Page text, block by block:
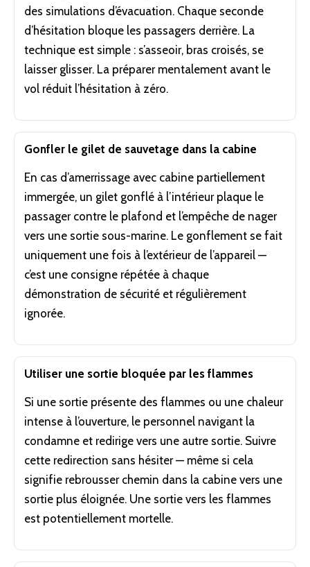
des simulations d’évacuation. Chaque seconde
d’hésitation bloque les passagers derrière. La
technique est simple : s’asseoir, bras croisés, se
laisser glisser. La préparer mentalement avant le
vol réduit l’hésitation à zéro.
Gonfler le gilet de sauvetage dans la cabine
En cas d’amerrissage avec cabine partiellement
immergée, un gilet gonflé à l’intérieur plaque le
passager contre le plafond et l’empêche de nager
vers une sortie sous-marine. Le gonflement se fait
uniquement une fois à l’extérieur de l’appareil —
c’est une consigne répétée à chaque
démonstration de sécurité et régulièrement
ignorée.
Utiliser une sortie bloquée par les flammes
Si une sortie présente des flammes ou une chaleur
intense à l’ouverture, le personnel navigant la
condamne et redirige vers une autre sortie. Suivre
cette redirection sans hésiter — même si cela
signifie rebrousser chemin dans la cabine vers une
sortie plus éloignée. Une sortie vers les flammes
est potentiellement mortelle.